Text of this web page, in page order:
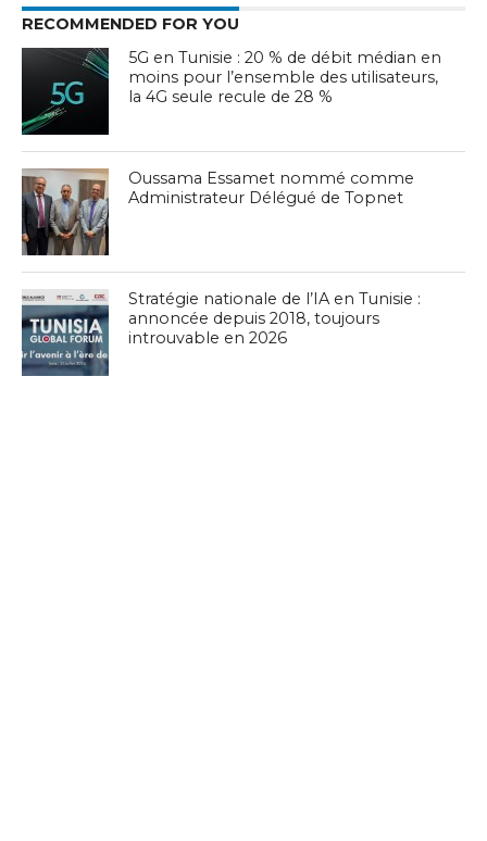
RECOMMENDED FOR YOU
5G en Tunisie : 20 % de débit médian en
moins pour l’ensemble des utilisateurs,
la 4G seule recule de 28 %
Oussama Essamet nommé comme
Administrateur Délégué de Topnet
Stratégie nationale de l’IA en Tunisie :
annoncée depuis 2018, toujours
introuvable en 2026